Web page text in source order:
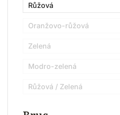
Růžová
Oranžovo-růžová
Zelená
Modro-zelená
Růžová / Zelená